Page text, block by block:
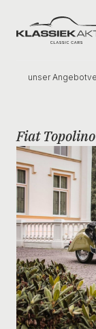
Klassiek Aktief
unser Angebot
Fiat